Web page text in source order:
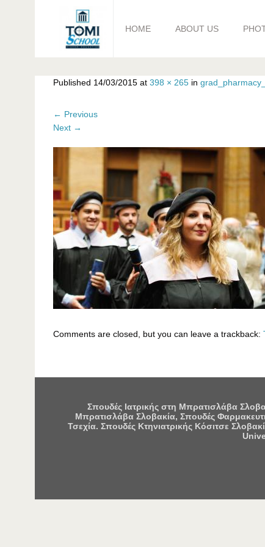
HOME ABOUT US
Published 14/03/2015 at 398 × 265 in
← Previous
Next →
Comments are closed, but you can leave a trackback:
Σπουδές Ιατρικής στη Μπρατισλάβα
Μπρατισλάβα Σλοβακία, Σπουδές
Τσεχία. Σπουδές Κτηνιατρικής Κόσιτσε